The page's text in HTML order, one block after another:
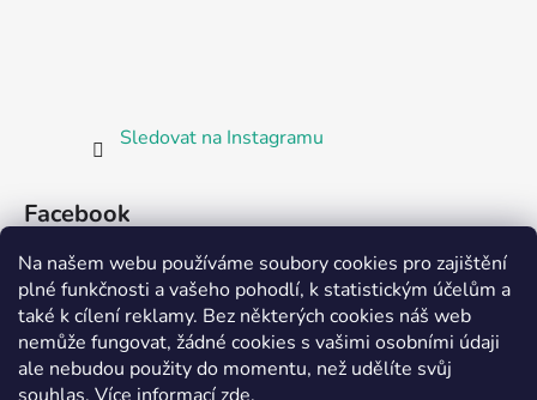
Na našem webu používáme soubory cookies pro zajištění
plné funkčnosti a vašeho pohodlí, k statistickým účelům a
také k cílení reklamy. Bez některých cookies náš web
nemůže fungovat, žádné cookies s vašimi osobními údaji
ale nebudou použity do momentu, než udělíte svůj
Sledovat na Instagramu
Facebook
Partnerská prodejna Barefoot Plzeň